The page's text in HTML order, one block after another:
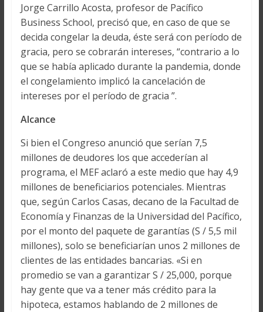
Jorge Carrillo Acosta, profesor de Pacífico
Business School, precisó que, en caso de que se
decida congelar la deuda, éste será con período de
gracia, pero se cobrarán intereses, “contrario a lo
que se había aplicado durante la pandemia, donde
el congelamiento implicó la cancelación de
intereses por el período de gracia ”.
Alcance
Si bien el Congreso anunció que serían 7,5
millones de deudores los que accederían al
programa, el MEF aclaró a este medio que hay 4,9
millones de beneficiarios potenciales. Mientras
que, según Carlos Casas, decano de la Facultad de
Economía y Finanzas de la Universidad del Pacífico,
por el monto del paquete de garantías (S / 5,5 mil
millones), solo se beneficiarían unos 2 millones de
clientes de las entidades bancarias. «Si en
promedio se van a garantizar S / 25,000, porque
hay gente que va a tener más crédito para la
hipoteca, estamos hablando de 2 millones de